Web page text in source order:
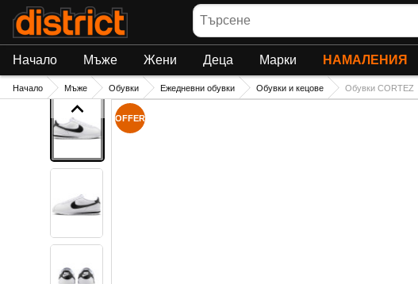
Търсене
Начало Мъже Жени Деца Марки НАМАЛЕНИЯ
Начало Мъже Обувки Ежедневни обувки Обувки и кецове Обувки CORTEZ
OFFER